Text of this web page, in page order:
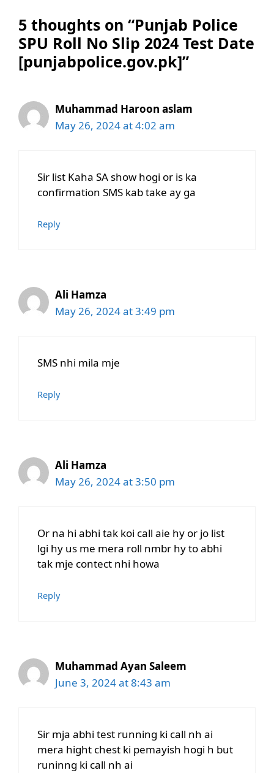
5 thoughts on “Punjab Police
SPU Roll No Slip 2024 Test Date
[punjabpolice.gov.pk]”
Muhammad Haroon aslam
May 26, 2024 at 4:02 am
Sir list Kaha SA show hogi or is ka
confirmation SMS kab take ay ga
Reply
Ali Hamza
May 26, 2024 at 3:49 pm
SMS nhi mila mje
Reply
Ali Hamza
May 26, 2024 at 3:50 pm
Or na hi abhi tak koi call aie hy or jo list
lgi hy us me mera roll nmbr hy to abhi
tak mje contect nhi howa
Reply
Muhammad Ayan Saleem
June 3, 2024 at 8:43 am
Sir mja abhi test running ki call nh ai
mera hight chest ki pemayish hogi h but
runinng ki call nh ai